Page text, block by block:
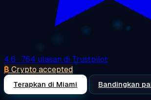
4.6 · 764 ulasan di Trustpilot
₿ Crypto accepted
Terapkan di Miami Bandingkan